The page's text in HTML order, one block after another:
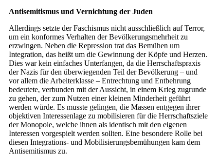
Antisemitismus und Vernichtung der Juden
Allerdings setzte der Faschismus nicht ausschließlich auf Terror,
um ein konformes Verhalten der Bevölkerungsmehrheit zu
erzwingen. Neben die Repression trat das Bemühen um
Integration, das heißt um die Gewinnung der Köpfe und Herzen.
Dies war kein einfaches Unterfangen, da die Herrschaftspraxis
der Nazis für den überwiegenden Teil der Bevölkerung – und
vor allem die Arbeiterklasse – Entrechtung und Entbehrung
bedeutete, verbunden mit der Aussicht, in einem Krieg zugrunde
zu gehen, der zum Nutzen einer kleinen Minderheit geführt
werden würde. Es musste gelingen, die Massen entgegen ihrer
objektiven Interessenlage zu mobilisieren für die Herrschaftsziele
der Monopole, welche ihnen als identisch mit den eigenen
Interessen vorgespielt werden sollten. Eine besondere Rolle bei
diesen Integrations- und Mobilisierungsbemühungen kam dem
Antisemitismus zu.